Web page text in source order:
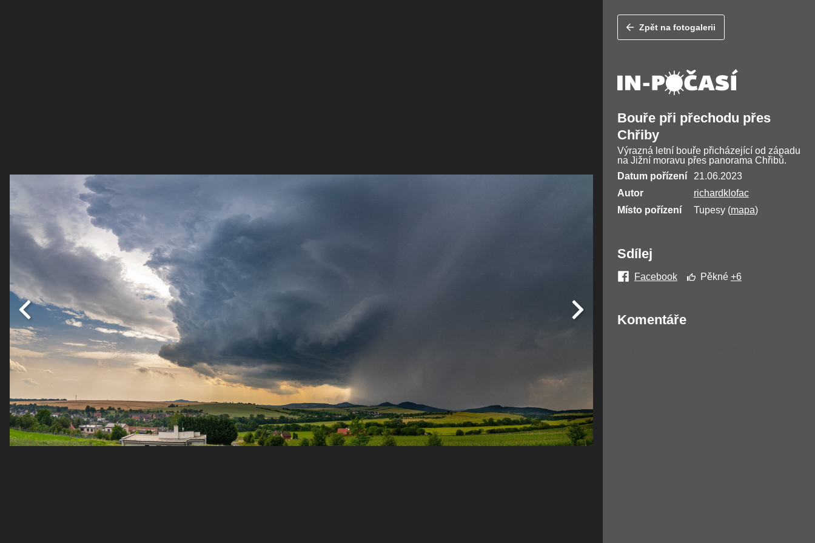
Zpět na fotogalerii
Bouře při přechodu přes
Chřiby
Výrazná letní bouře přicházející od západu
na Jižní moravu přes panorama Chřibů.
Datum pořízení
21.06.2023
Autor
richardklofac
Místo pořízení
Tupesy (mapa)
Sdílej
Facebook Pěkné +6
Komentáře